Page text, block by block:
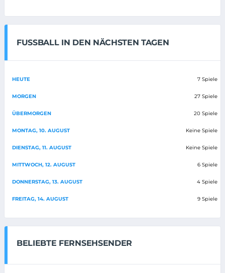
FUSSBALL IN DEN NÄCHSTEN TAGEN
HEUTE 7 Spiele
MORGEN 27 Spiele
ÜBERMORGEN 20 Spiele
MONTAG, 10. AUGUST Keine Spiele
DIENSTAG, 11. AUGUST Keine Spiele
MITTWOCH, 12. AUGUST 6 Spiele
DONNERSTAG, 13. AUGUST 4 Spiele
FREITAG, 14. AUGUST 9 Spiele
BELIEBTE FERNSEHSENDER